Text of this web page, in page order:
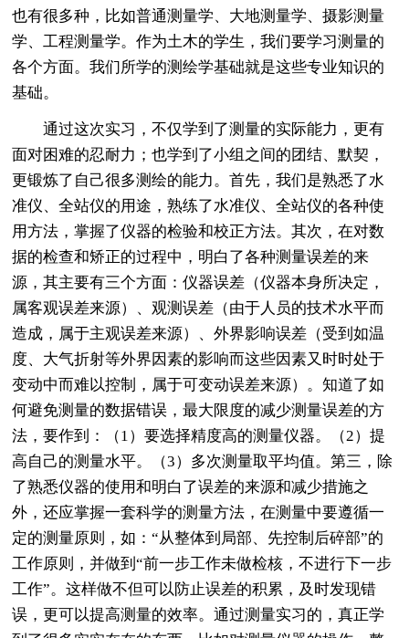
也有很多种，比如普通测量学、大地测量学、摄影测量
学、工程测量学。作为土木的学生，我们要学习测量的
各个方面。我们所学的测绘学基础就是这些专业知识的
基础。
通过这次实习，不仅学到了测量的实际能力，更有
面对困难的忍耐力；也学到了小组之间的团结、默契，
更锻炼了自己很多测绘的能力。首先，我们是熟悉了水
准仪、全站仪的用途，熟练了水准仪、全站仪的各种使
用方法，掌握了仪器的检验和校正方法。其次，在对数
据的检查和矫正的过程中，明白了各种测量误差的来
源，其主要有三个方面：仪器误差（仪器本身所决定，
属客观误差来源）、观测误差（由于人员的技术水平而
造成，属于主观误差来源）、外界影响误差（受到如温
度、大气折射等外界因素的影响而这些因素又时时处于
变动中而难以控制，属于可变动误差来源）。知道了如
何避免测量的数据错误，最大限度的减少测量误差的方
法，要作到：（1）要选择精度高的测量仪器。（2）提
高自己的测量水平。（3）多次测量取平均值。第三，除
了熟悉仪器的使用和明白了误差的来源和减少措施之
外，还应掌握一套科学的测量方法，在测量中要遵循一
定的测量原则，如：“从整体到局部、先控制后碎部”的
工作原则，并做到“前一步工作未做检核，不进行下一步
工作”。这样做不但可以防止误差的积累，及时发现错
误，更可以提高测量的效率。通过测量实习的，真正学